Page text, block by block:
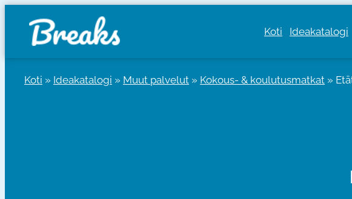
sisältöön
Koti Ideakatalogi
Koti » Ideakatalogi » Muut palvelut » Kokous- & koulutusmatkat »